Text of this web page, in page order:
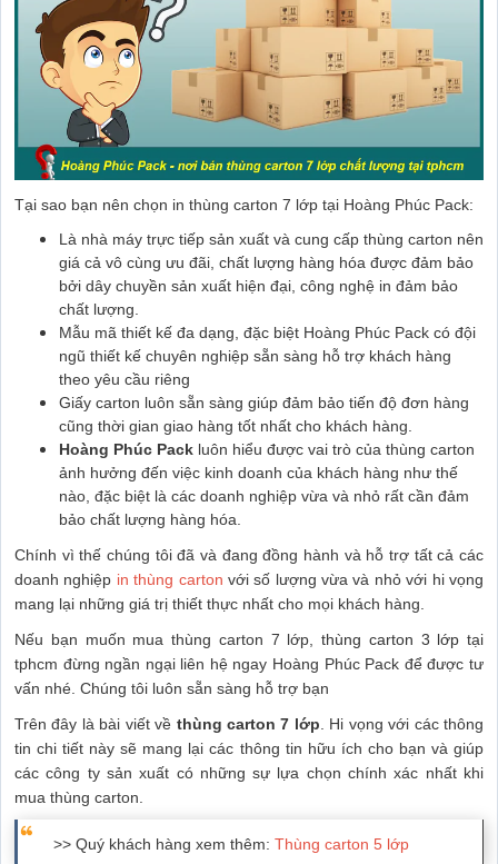
Tại sao bạn nên chọn in thùng carton 7 lớp tại Hoàng Phúc Pack:
Là nhà máy trực tiếp sản xuất và cung cấp thùng carton nên
giá cả vô cùng ưu đãi, chất lượng hàng hóa được đảm bảo
bởi dây chuyền sản xuất hiện đại, công nghệ in đảm bảo
chất lượng.
Mẫu mã thiết kế đa dạng, đặc biệt Hoàng Phúc Pack có đội
ngũ thiết kế chuyên nghiệp sẵn sàng hỗ trợ khách hàng
theo yêu cầu riêng
Giấy carton luôn sẵn sàng giúp đảm bảo tiến độ đơn hàng
cũng thời gian giao hàng tốt nhất cho khách hàng.
Hoàng Phúc Pack luôn hiểu được vai trò của thùng carton
ảnh hưởng đến việc kinh doanh của khách hàng như thế
nào, đặc biệt là các doanh nghiệp vừa và nhỏ rất cần đảm
bảo chất lượng hàng hóa.
Chính vì thế chúng tôi đã và đang đồng hành và hỗ trợ tất cả các
doanh nghiệp in thùng carton với số lượng vừa và nhỏ với hi vọng
mang lại những giá trị thiết thực nhất cho mọi khách hàng.
Nếu bạn muốn mua thùng carton 7 lớp, thùng carton 3 lớp tại
tphcm đừng ngần ngại liên hệ ngay Hoàng Phúc Pack để được tư
vấn nhé. Chúng tôi luôn sẵn sàng hỗ trợ bạn
Trên đây là bài viết về thùng carton 7 lớp . Hi vọng với các thông
tin chi tiết này sẽ mang lại các thông tin hữu ích cho bạn và giúp
các công ty sản xuất có những sự lựa chọn chính xác nhất khi
mua thùng carton.
>> Quý khách hàng xem thêm: Thùng carton 5 lớp